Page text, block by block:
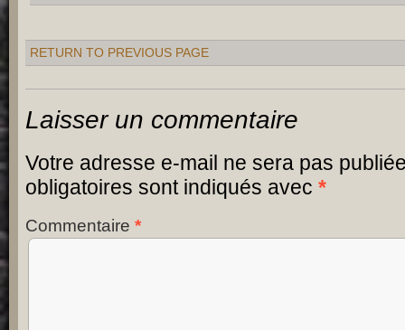
RETURN TO PREVIOUS PAGE
Laisser un commentaire
Votre adresse e-mail ne sera pas
obligatoires sont indiqués avec *
Commentaire *